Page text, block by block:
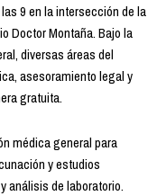
9 en la intersección de la
Doctor Montaña. Bajo la
diversas áreas del
asesoramiento legal y
gratuita.
médica general para
y estudios
análisis de laboratorio.